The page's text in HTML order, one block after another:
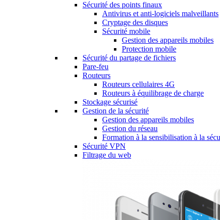
Sécurité des points finaux
Antivirus et anti-logiciels malveillants
Cryptage des disques
Sécurité mobile
Gestion des appareils mobiles
Protection mobile
Sécurité du partage de fichiers
Pare-feu
Routeurs
Routeurs cellulaires 4G
Routeurs à équilibrage de charge
Stockage sécurisé
Gestion de la sécurité
Gestion des appareils mobiles
Gestion du réseau
Formation à la sensibilisation à la
Sécurité VPN
Filtrage du web